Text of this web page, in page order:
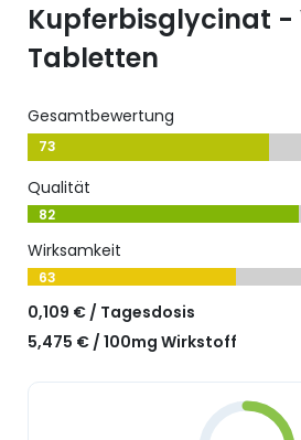
Kupferbisglycinat -
Tabletten
Gesamtbewertung
73
Qualität
82
Wirksamkeit
63
0,109 € / Tagesdosis
5,475 € / 100mg Wirkstoff